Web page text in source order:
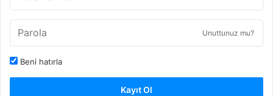
Unuttunuz mu?
Beni hatırla
Kayıt Ol